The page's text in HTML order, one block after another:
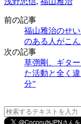
前の記事
福山雅治のせ
のある人がこ
次の記事
草彅剛、ギタ
た活動と全く
分”